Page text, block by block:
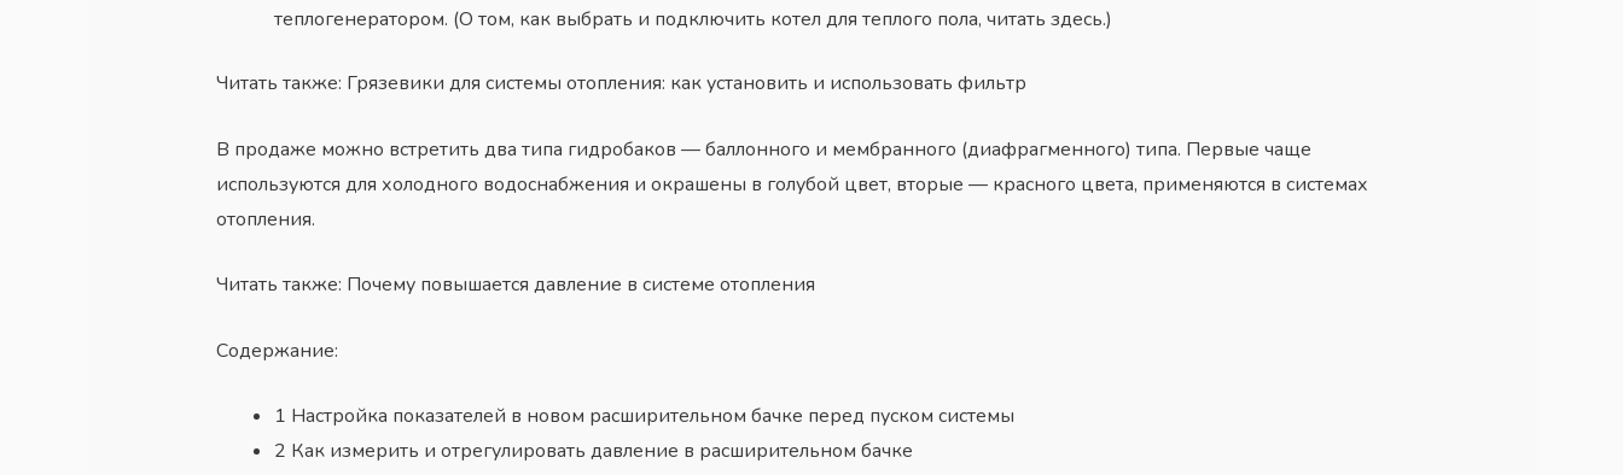
теплогенератором. (О том, как выбрать и подключить котел для теплого пола, читать здесь.)
Читать также: Грязевики для системы отопления: как установить и использовать фильтр
В продаже можно встретить два типа гидробаков — баллонного и мембранного (диафрагменного) типа. Первые чаще
используются для холодного водоснабжения и окрашены в голубой цвет, вторые — красного цвета, применяются в системах
отопления.
Читать также: Почему повышается давление в системе отопления
Содержание:
1 Настройка показателей в новом расширительном бачке перед пуском системы
2 Как измерить и отрегулировать давление в расширительном бачке